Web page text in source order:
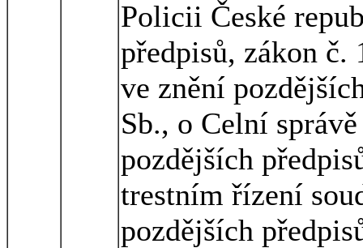
Policii České
předpisů, zákon č.
ve znění
Sb., o Celní
pozdějších
trestním řízení
pozdějších